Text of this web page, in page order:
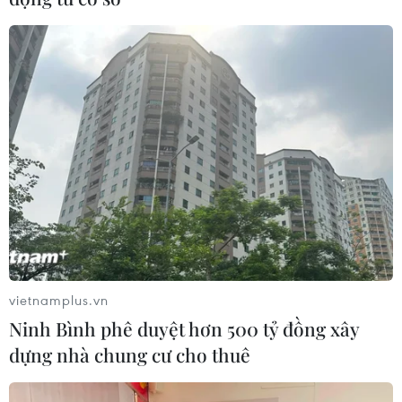
vietnamplus.vn
Ninh Bình phê duyệt hơn 500 tỷ đồng xây
dựng nhà chung cư cho thuê